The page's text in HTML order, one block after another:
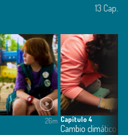
13 Cap.
26m Capítulo 4
Cambio climático